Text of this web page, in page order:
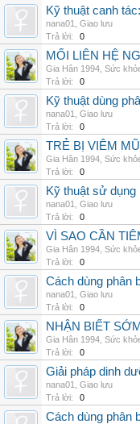
Kỹ thuật canh
nana01
Giao lưu
Trả lời:
0
MỐI LIÊN HỆ
Gia Hân 1994 Sức
Trả lời:
0
Kỹ thuật dùng
nana01
Giao lưu
Trả lời:
0
TRẺ BỊ VIÊM
Gia Hân 1994 Sức
Trả lời:
0
Kỹ thuật sử dụng
nana01
Giao lưu
Trả lời:
0
VÌ SAO CẦN
Gia Hân 1994 Sức
Trả lời:
0
Cách dùng phân
nana01
Giao lưu
Trả lời:
0
NHẬN BIẾT
Gia Hân 1994 Sức
Trả lời:
0
Giải pháp dinh
nana01
Giao lưu
Trả lời:
0
Cách dùng phân